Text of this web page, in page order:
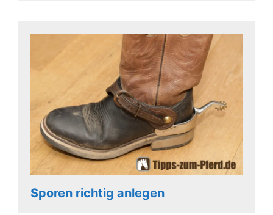
Sporen richtig anlegen